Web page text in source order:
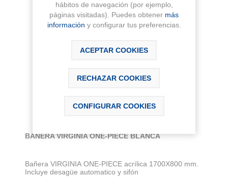
BAÑERA VIRGINIA ONE-PIECE BLANCA
Bañera VIRGINIA ONE-PIECE acrílica 1700X800 mm.
Incluye desagüe automatico y sifón
hábitos de navegación (por ejemplo,
páginas visitadas). Puedes obtener más
información y configurar tus preferencias.
ACEPTAR COOKIES
RECHAZAR COOKIES
CONFIGURAR COOKIES